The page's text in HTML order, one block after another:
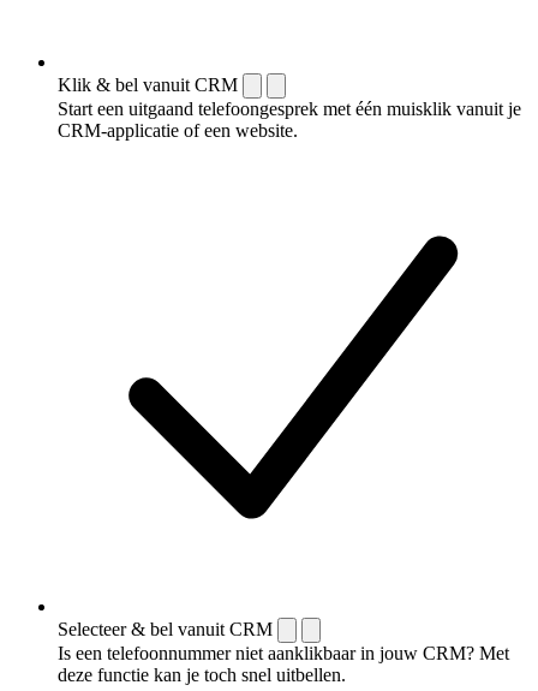
Klik & bel vanuit CRM
Start een uitgaand telefoongesprek met één muisklik vanuit je
CRM-applicatie of een website.
Selecteer & bel vanuit CRM
Is een telefoonnummer niet aanklikbaar in jouw CRM? Met
deze functie kan je toch snel uitbellen.